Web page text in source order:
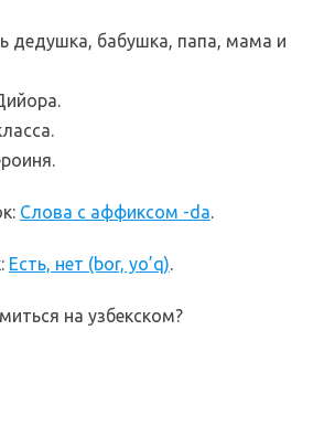
дедушка, бабушка, папа, мама и
Слова с аффиксом -da.
Есть, нет (bor, yo’q).
на узбекском?